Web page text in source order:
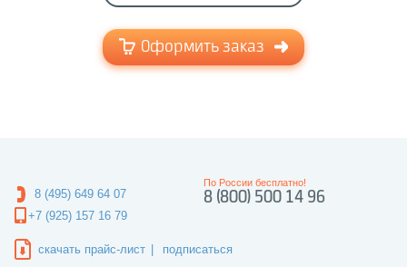
Оформить заказ
8 (495) 649 64 07
+7 (925) 157 16 79
8 (800) 500 14 96
По России бесплатно!
скачать прайс-лист подписаться